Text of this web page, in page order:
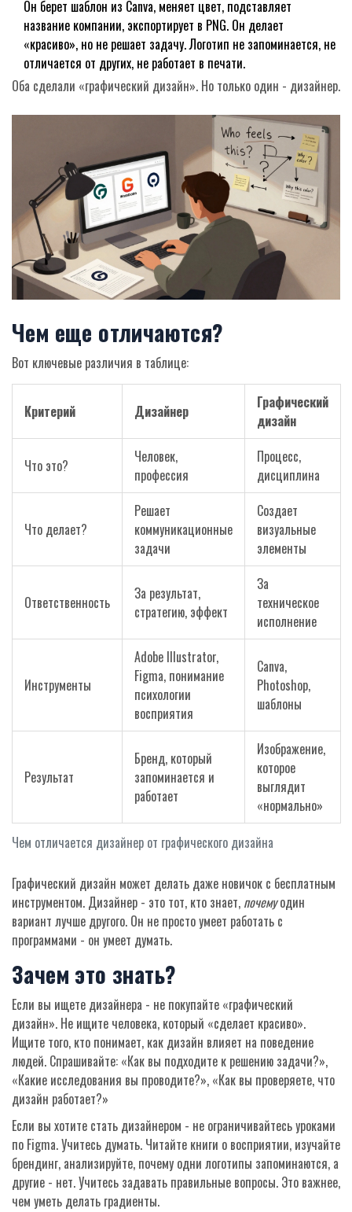
Он берет шаблон из Canva, меняет цвет, подставляет
название компании, экспортирует в PNG. Он делает
«красиво», но не решает задачу. Логотип не запоминается, не
отличается от других, не работает в печати.
Оба сделали «графический дизайн». Но только один - дизайнер.
Чем еще отличаются?
Вот ключевые различия в таблице:
Чем отличается дизайнер от графического дизайна
Критерий Дизайнер
Графический
дизайн
Что это?
Человек,
профессия
Процесс,
дисциплина
Что делает?
Решает
коммуникационные
задачи
Создает
визуальные
элементы
Ответственность
За результат,
стратегию, эффект
За
техническое
исполнение
Инструменты
Adobe Illustrator,
Figma, понимание
психологии
восприятия
Canva,
Photoshop,
шаблоны
Результат
Бренд, который
запоминается и
работает
Изображение,
которое
выглядит
«нормально»
Графический дизайн может делать даже новичок с бесплатным
инструментом. Дизайнер - это тот, кто знает, почемуодин
вариант лучше другого. Он не просто умеет работать с
программами - он умеет думать.
Зачем это знать?
Если вы ищете дизайнера - не покупайте «графический
дизайн». Не ищите человека, который «сделает красиво».
Ищите того, кто понимает, как дизайн влияет на поведение
людей. Спрашивайте: «Как вы подходите к решению задачи?»,
«Какие исследования вы проводите?», «Как вы проверяете, что
дизайн работает?»
Если вы хотите стать дизайнером - не ограничивайтесь уроками
по Figma. Учитесь думать. Читайте книги о восприятии, изучайте
брендинг, анализируйте, почему одни логотипы запоминаются, а
другие - нет. Учитесь задавать правильные вопросы. Это важнее,
чем уметь делать градиенты.